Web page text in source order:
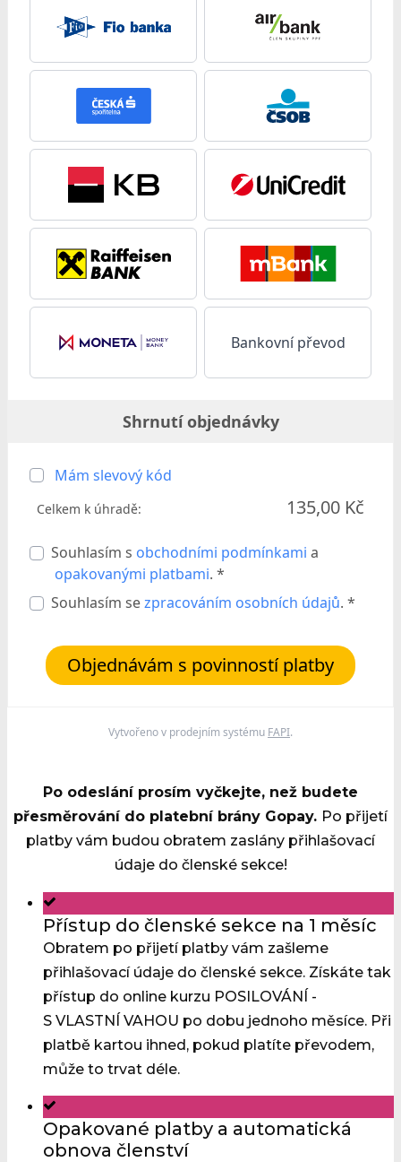
Bankovní převod
Shrnutí objednávky
Mám slevový kód
Celkem k úhradě: 135,00 Kč
Souhlasím s obchodními podmínkami a
opakovanými platbami. *
Souhlasím sezpracováním osobních údajů. *
Objednávám s povinností platby
Vytvořeno v prodejním systému FAPI.
Po odeslání prosím vyčkejte, než budete
přesměrování do platební brány Gopay. Po přijetí
platby vám budou obratem zaslány přihlašovací
údaje do členské sekce!
Přístup do členské sekce na 1 měsíc
Obratem po přijetí platby vám zašleme
přihlašovací údaje do členské sekce. Získáte tak
přístup do online kurzu POSILOVÁNÍ -
S VLASTNÍ VAHOU po dobu jednoho měsíce. Při
platbě kartou ihned, pokud platíte převodem,
může to trvat déle.
Opakované platby a automatická
obnova členství